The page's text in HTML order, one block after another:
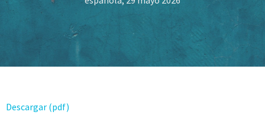
Descargar (pdf)